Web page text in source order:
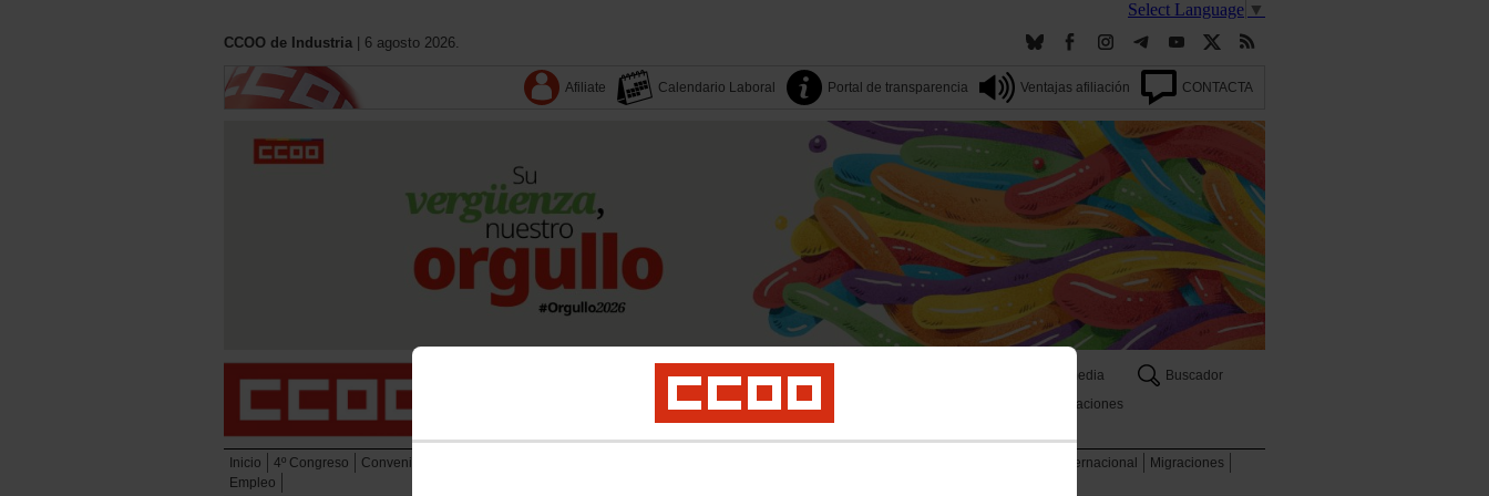
Select Language ▼
CCOO de Industria | 6 agosto 2026.
Afiliate Calendario Laboral Portal de transparencia Ventajas afiliación CONTACTA
Dónde estamos Multimedia
Buscador
Quiénes somos
Publicaciones
Inicio 4º Congreso Convenios Internacional
Migraciones
Empleo